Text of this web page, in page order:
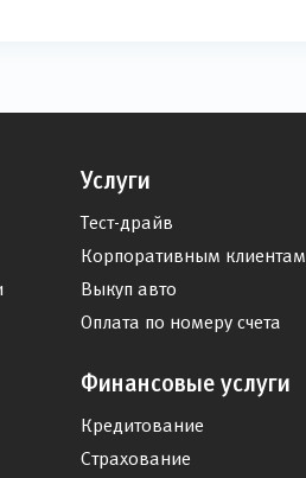
Услуги
Тест-драйв
Корпоративным клиентам
Выкуп авто
Оплата по номеру счета
Финансовые услуги
Кредитование
Страхование